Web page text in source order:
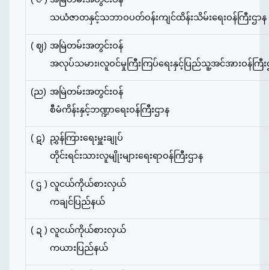
သယံဇာတနှင့်သဘာဝပတ်ဝန်းကျင်ထိန်းသိမ်းရေးဝန်ကြီးဌာန
( ဈ) အမြဲတမ်းအတွင်းဝန်
အလုပ်သမား၊လူဝင်မှုကြီးကြပ်ရေးနှင့်ပြည်သူ့အင်အားဝန်ကြီး
(ည) အမြဲတမ်းအတွင်းဝန်
စီမံကိန်းနှင့်ဘဏ္ဍာရေးဝန်ကြီးဌာန
( ဋ)
ညွှန်ကြားရေးမှူးချုပ်
တိုင်းရင်းသားလူမျိုးများရေးရာဝန်ကြီးဌာန
( ဌ ) လူငယ်ကိုယ်စားလှယ်
ကချင်ပြည်နယ်
( ဍ ) လူငယ်ကိုယ်စားလှယ်
ကယားပြည်နယ်